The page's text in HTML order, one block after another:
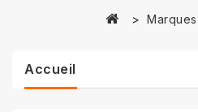
Marques
Accueil